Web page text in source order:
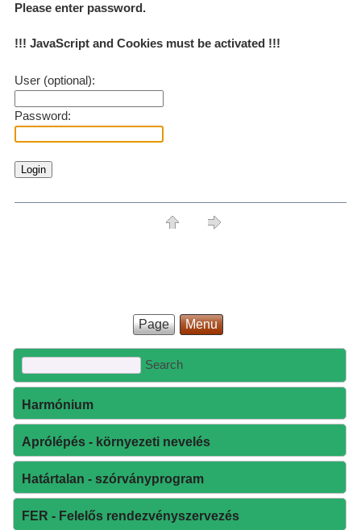
Please enter password.
!!! JavaScript and Cookies must be activated !!!
User (optional):
Password:
Page Menu
Harmónium
Aprólépés - környezeti nevelés
Határtalan - szórványprogram
FER - Felelős rendezvényszervezés